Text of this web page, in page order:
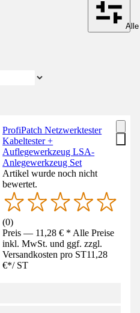
ProfiPatch Netzwerktester
Kabeltester +
Auflegewerkzeug LSA-
Anlegewerkzeug Set
Artikel wurde noch nicht
bewertet.
(0)
Preis — 11,28 € * Alle Preise
inkl. MwSt. und ggf. zzgl.
Versandkosten pro ST11,28
€*/ ST